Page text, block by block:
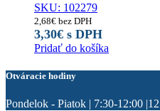
SKU: 102279
2,68€ bez DPH
3,30€ s DPH
Pridať do košíka
Otváracie hodiny
Pondelok - Piatok | 7:30-12:00